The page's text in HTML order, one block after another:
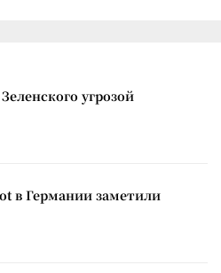
угрозой
в Германии заметили